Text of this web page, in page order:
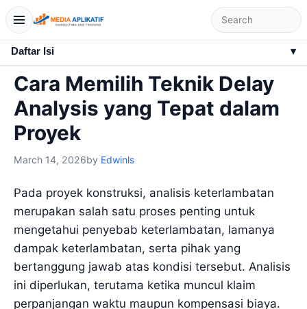
Cara Memilih Teknik Delay
Analysis yang Tepat dalam
Proyek
March 14, 2026by Edwinls
Pada proyek konstruksi, analisis keterlambatan
merupakan salah satu proses penting untuk
mengetahui penyebab keterlambatan, lamanya
dampak keterlambatan, serta pihak yang
bertanggung jawab atas kondisi tersebut. Analisis
ini diperlukan, terutama ketika muncul klaim
perpanjangan waktu maupun kompensasi biaya.
Daftar Isi ▾